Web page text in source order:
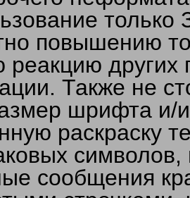
повышению
реакцию
Также не
шрифта и/
раскраску
сообщения